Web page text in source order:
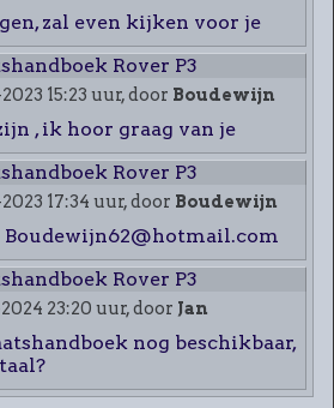
zal even kijken voor je
Rover P3
15:23 uur, door Boudewijn
, ik hoor graag van je
Rover P3
17:34 uur, door Boudewijn
Boudewijn62@hotmail.com
Rover P3
23:20 uur, door Jan
nog beschikbaar,